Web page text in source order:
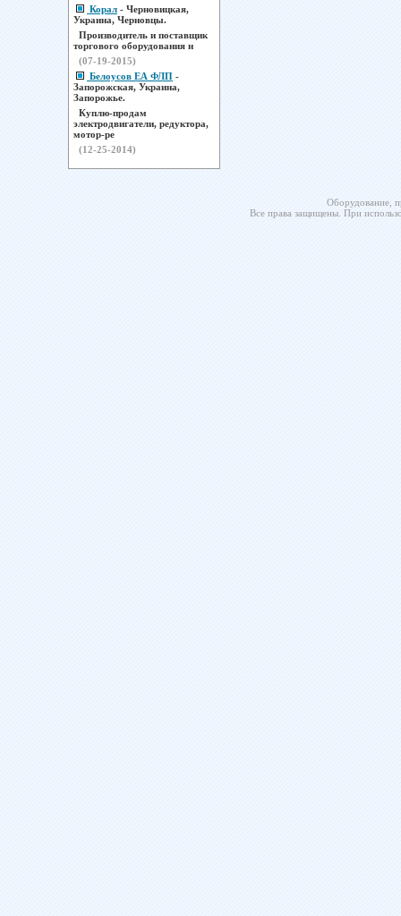
Корал - Черновицкая,
Украина, Черновцы.
Производитель и поставщик
торгового оборудования н
(07-19-2015)
Белоусов ЕА ФЛП -
Запорожская, Украина,
Запорожье.
Куплю-продам
электродвигатели, редуктора,
мотор-ре
(12-25-2014)
Оборудование,
Все права защищены. При